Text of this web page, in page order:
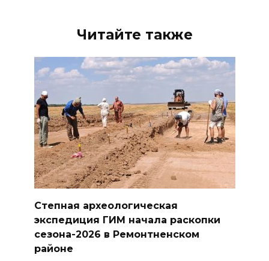
Читайте также
Степная археологическая
экспедиция ГИМ начала раскопки
сезона-2026 в Ремонтненском
районе